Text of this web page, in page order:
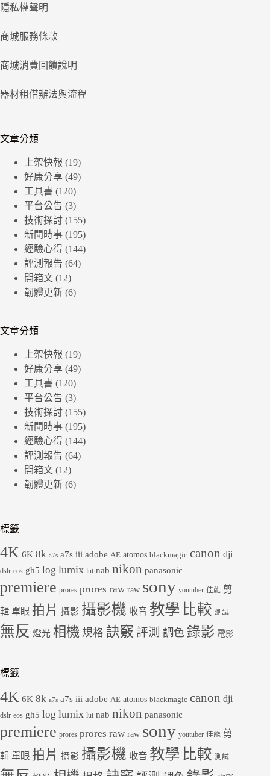
隱私權聲明
商城服務條款
商城消費回饋說明
器材租借辦法與流程
文章分類
上架快報 (19)
好康分享 (49)
工具書 (120)
平台公告 (3)
技術探討 (155)
新聞時事 (195)
經驗心得 (144)
評測報告 (64)
開箱文 (12)
韌體更新 (6)
文章分類
上架快報 (19)
好康分享 (49)
工具書 (120)
平台公告 (3)
技術探討 (155)
新聞時事 (195)
經驗心得 (144)
評測報告 (64)
開箱文 (12)
韌體更新 (6)
標籤
4K 6K 8k a7s a7s iii adobe AE atomos blackmagic canon dji
dslr eos gh5 log lumix lut nab nikon panasonic
premiere prores prores raw raw sony youtuber 佳能 剪
輯 單眼 拍片 攝影 攝影機 收音 教學 比較 測試
無反 燈光 相機 規格 訣竅 評測 調色 錄影 電影
標籤
4K 6K 8k a7s a7s iii adobe AE atomos blackmagic canon dji
dslr eos gh5 log lumix lut nab nikon panasonic
premiere prores prores raw raw sony youtuber 佳能 剪
輯 單眼 拍片 攝影 攝影機 收音 教學 比較 測試